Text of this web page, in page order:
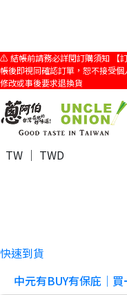
⚠️ 結帳前請務必詳閱訂購須知 【
帳後即視同確認訂單，恕不接受
修改或事後要求退換貨
TW ｜ TWD
快速到貨
中元有BUY有保庇｜